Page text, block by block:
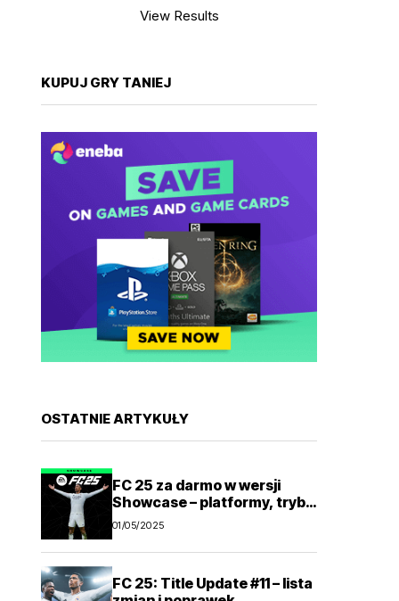
View Results
KUPUJ GRY TANIEJ
OSTATNIE ARTYKUŁY
FC 25 za darmo w wersji
Showcase – platformy, tryby
gry
01/05/2025
FC 25: Title Update #11 – lista